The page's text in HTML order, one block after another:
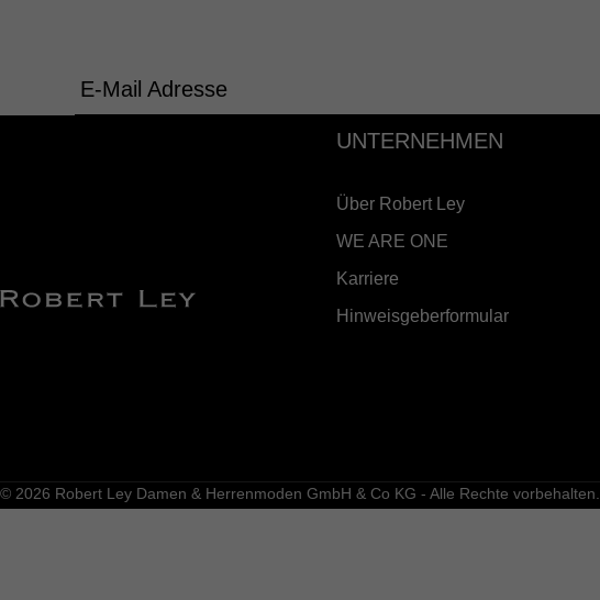
E-Mail Adresse
UNTERNEHMEN
Über Robert Ley
WE ARE ONE
Karriere
Hinweisgeberformular
© 2026 Robert Ley Damen & Herrenmoden GmbH & Co KG - Alle Rechte vorbehalten.